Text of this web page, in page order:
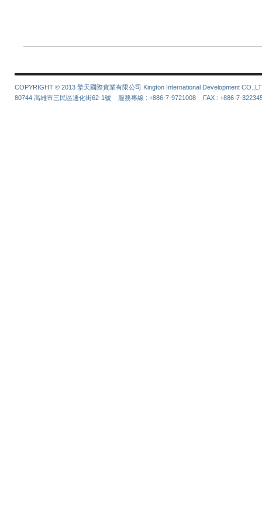
COPYRIGHT © 2013 擎天國際實業有限公司 Kington International Development
80744 高雄市三民區通化街62-1號 服務專線 : +886-7-9721008 FAX : +886-7-